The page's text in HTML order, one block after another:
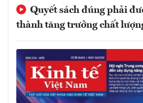
Quyết sách đúng phải
thành tăng trưởng chất